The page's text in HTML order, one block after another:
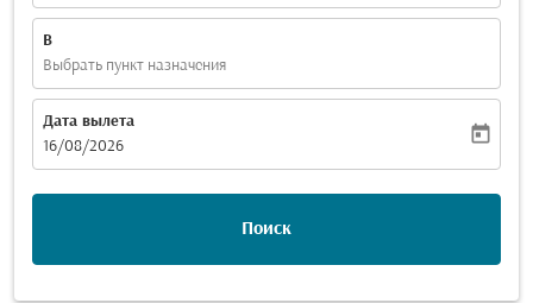
В
Выбрать пункт назначения
Дата вылета
fc-booking-departure-date-aria-label
16/08/2026
today
Поиск